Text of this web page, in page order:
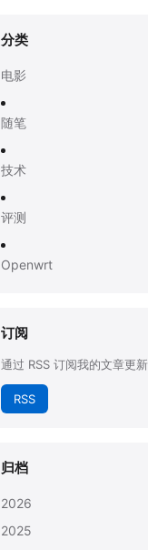
分类
电影
随笔
技术
评测
Openwrt
订阅
通过 RSS 订阅我的文章更新
RSS
归档
2026
2025